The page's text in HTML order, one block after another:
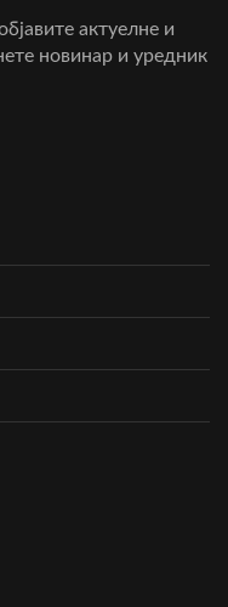
актуелне и
новинар и уредник